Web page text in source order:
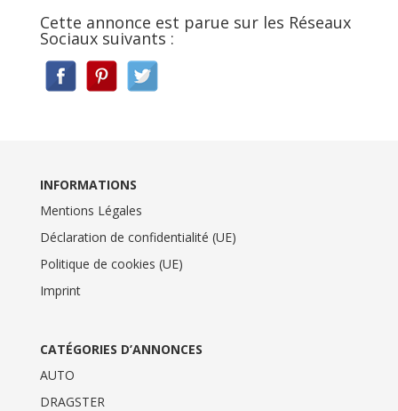
Cette annonce est parue sur les Réseaux
Sociaux suivants :
INFORMATIONS
Mentions Légales
Déclaration de confidentialité (UE)
Politique de cookies (UE)
Imprint
CATÉGORIES D’ANNONCES
AUTO
DRAGSTER